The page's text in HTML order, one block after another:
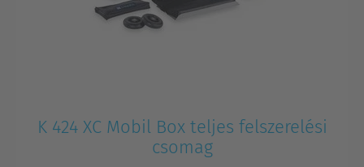
K 424 XC Mobil Box teljes felszerelési
csomag